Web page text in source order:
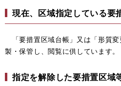
現在、区域指定している要
「要措置区域台帳」又は「形質
製・保管し、閲覧に供しています。
指定を解除した要措置区域